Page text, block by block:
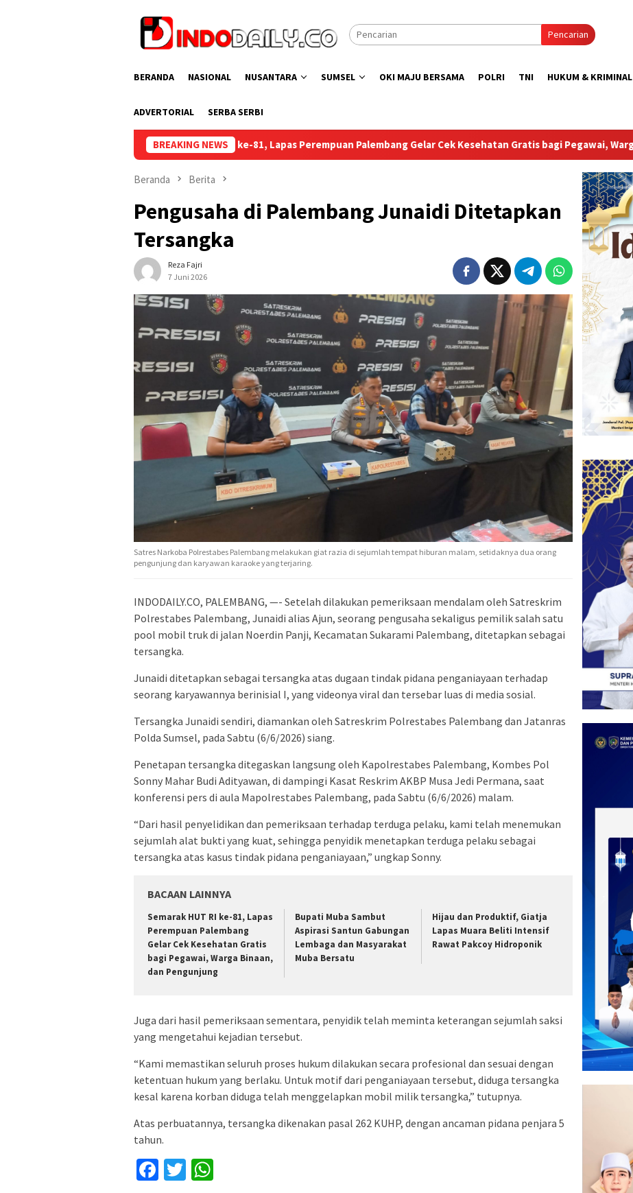
Pencarian
BERANDA NASIONAL NUSANTARA SUMSEL OKI MAJU BERSAMA POLRI TNI HUKUM & KRIMINAL
ADVERTORIAL SERBA SERBI
BREAKING NEWS
Semarak HUT RI ke-81, Lapas Perempuan Palembang Gelar Cek Kesehatan Gratis bagi Pegawai, Warga Binaan, dan Pengunjung
Beranda Berita
Pengusaha di Palembang Junaidi Ditetapkan
Tersangka
Reza Fajri
7 Juni 2026
Satres Narkoba Polrestabes Palembang melakukan giat razia di sejumlah tempat hiburan malam, setidaknya dua orang
pengunjung dan karyawan karaoke yang terjaring.
INDODAILY.CO, PALEMBANG, —- Setelah dilakukan pemeriksaan mendalam oleh Satreskrim
Polrestabes Palembang, Junaidi alias Ajun, seorang pengusaha sekaligus pemilik salah satu
pool mobil truk di jalan Noerdin Panji, Kecamatan Sukarami Palembang, ditetapkan sebagai
tersangka.
Junaidi ditetapkan sebagai tersangka atas dugaan tindak pidana penganiayaan terhadap
seorang karyawannya berinisial I, yang videonya viral dan tersebar luas di media sosial.
Tersangka Junaidi sendiri, diamankan oleh Satreskrim Polrestabes Palembang dan Jatanras
Polda Sumsel, pada Sabtu (6/6/2026) siang.
Penetapan tersangka ditegaskan langsung oleh Kapolrestabes Palembang, Kombes Pol
Sonny Mahar Budi Adityawan, di dampingi Kasat Reskrim AKBP Musa Jedi Permana, saat
konferensi pers di aula Mapolrestabes Palembang, pada Sabtu (6/6/2026) malam.
“Dari hasil penyelidikan dan pemeriksaan terhadap terduga pelaku, kami telah menemukan
sejumlah alat bukti yang kuat, sehingga penyidik menetapkan terduga pelaku sebagai
tersangka atas kasus tindak pidana penganiayaan,” ungkap Sonny.
BACAAN LAINNYA
Semarak HUT RI ke-81, Lapas
Perempuan Palembang
Gelar Cek Kesehatan Gratis
bagi Pegawai, Warga Binaan,
dan Pengunjung
Bupati Muba Sambut
Aspirasi Santun Gabungan
Lembaga dan Masyarakat
Muba Bersatu
Hijau dan Produktif, Giatja
Lapas Muara Beliti Intensif
Rawat Pakcoy Hidroponik
Juga dari hasil pemeriksaan sementara, penyidik telah meminta keterangan sejumlah saksi
yang mengetahui kejadian tersebut.
“Kami memastikan seluruh proses hukum dilakukan secara profesional dan sesuai dengan
ketentuan hukum yang berlaku. Untuk motif dari penganiayaan tersebut, diduga tersangka
kesal karena korban diduga telah menggelapkan mobil milik tersangka,” tutupnya.
Atas perbuatannya, tersangka dikenakan pasal 262 KUHP, dengan ancaman pidana penjara 5
tahun.
Facebook
Twitter